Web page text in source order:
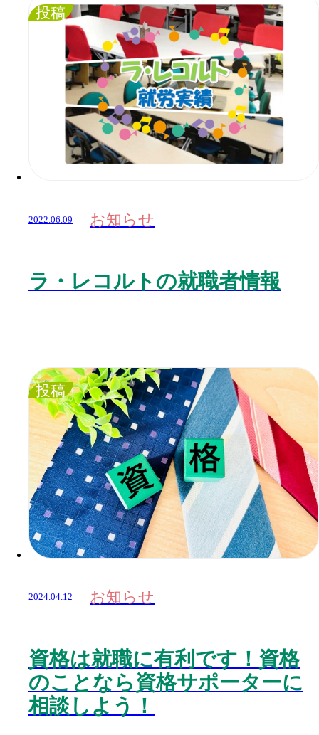
投稿
2022.06.09 お知らせ
ラ・レコルトの就職者情報
投稿
2024.04.12 お知らせ
資格は就職に有利です！資格
のことなら資格サポーターに
相談しよう！